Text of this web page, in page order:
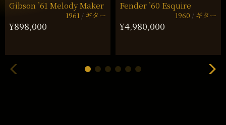
Gibson ’61 Melody Maker
1961 ギター
¥898,000
Fender ’60 Esquire
1960 ギター
¥4,980,000